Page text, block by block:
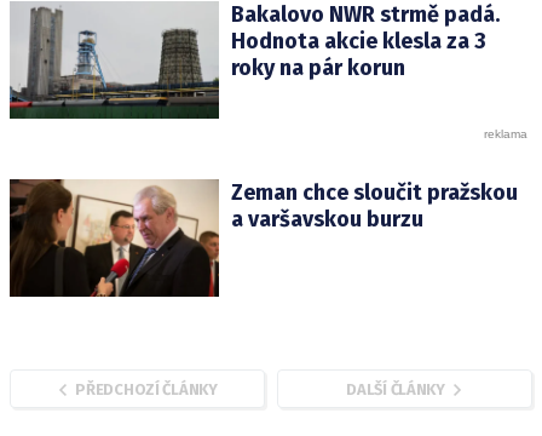
Bakalovo NWR strmě padá.
Hodnota akcie klesla za 3
roky na pár korun
Zeman chce sloučit pražskou
a varšavskou burzu
PŘEDCHOZÍ ČLÁNKY DALŠÍ ČLÁNKY